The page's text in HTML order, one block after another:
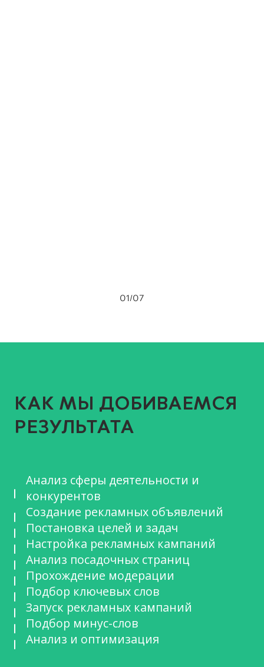
01/07
КАК МЫ ДОБИВАЕМСЯ
РЕЗУЛЬТАТА
Анализ сферы деятельности и
конкурентов
Создание рекламных объявлений
Постановка целей и задач
Настройка рекламных кампаний
Анализ посадочных страниц
Прохождение модерации
Подбор ключевых слов
Запуск рекламных кампаний
Подбор минус-слов
Анализ и оптимизация